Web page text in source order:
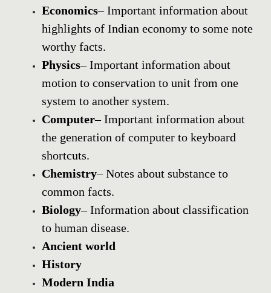
Economics– Important information about
highlights of Indian economy to some note
worthy facts.
Physics– Important information about
motion to conservation to unit from one
system to another system.
Computer– Important information about
the generation of computer to keyboard
shortcuts.
Chemistry– Notes about substance to
common facts.
Biology– Information about classification
to human disease.
Ancient world
History
Modern India